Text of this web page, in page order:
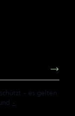
- es gelten
-